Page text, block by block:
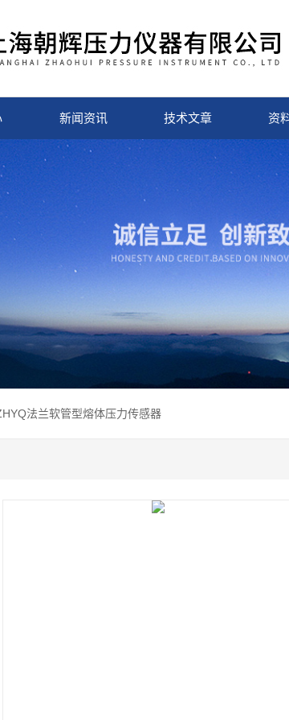
新闻资讯 技术文章 资
法兰软管型熔体压力传感器